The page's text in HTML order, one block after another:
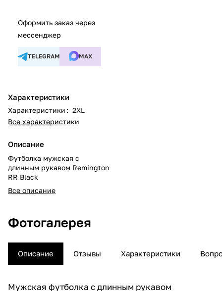
Оформить заказ через
мессенджер
TELEGRAM MAX
Характеристики
Характеристики : 2XL
Все характеристики
Описание
Футболка мужская с
длинным рукавом Remington
RR Вlack
Все описание
Фотогалерея
Описание Отзывы Характеристики
Мужская футболка с длинным рукавом